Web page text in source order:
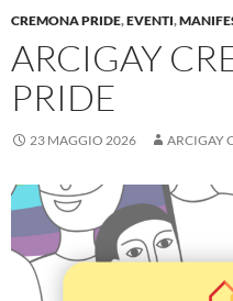
CREMONA PRIDE,EVENTI,
ARCIGAY
PRIDE
23 MAGGIO 2026 ARCIGAY